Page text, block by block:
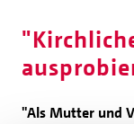
"Als Mutter und